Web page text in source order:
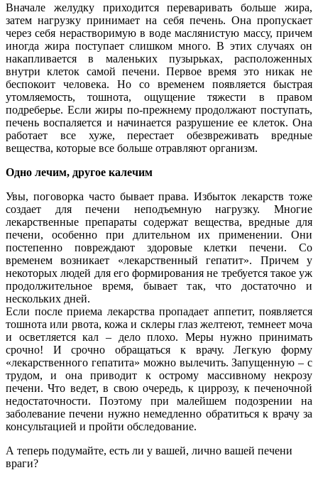
Вначале желудку приходится переваривать больше жира,
затем нагрузку принимает на себя печень. Она пропускает
через себя нерастворимую в воде маслянистую массу, причем
иногда жира поступает слишком много. В этих случаях он
накапливается в маленьких пузырьках, расположенных
внутри клеток самой печени. Первое время это никак не
беспокоит человека. Но со временем появляется быстрая
утомляемость, тошнота, ощущение тяжести в правом
подреберье. Если жиры по-прежнему продолжают поступать,
печень воспаляется и начинается разрушение ее клеток. Она
работает все хуже, перестает обезвреживать вредные
вещества, которые все больше отравляют организм.
Одно лечим, другое калечим
Увы, поговорка часто бывает права. Избыток лекарств тоже
создает для печени неподъемную нагрузку. Многие
лекарственные препараты содержат вещества, вредные для
печени, особенно при длительном их применении. Они
постепенно повреждают здоровые клетки печени. Со
временем возникает «лекарственный гепатит». Причем у
некоторых людей для его формирования не требуется такое уж
продолжительное время, бывает так, что достаточно и
нескольких дней.
Если после приема лекарства пропадает аппетит, появляется
тошнота или рвота, кожа и склеры глаз желтеют, темнеет моча
и осветляется кал – дело плохо. Меры нужно принимать
срочно! И срочно обращаться к врачу. Легкую форму
«лекарственного гепатита» можно вылечить. Запущенную – с
трудом, и она приводит к острому массивному некрозу
печени. Что ведет, в свою очередь, к циррозу, к печеночной
недостаточности. Поэтому при малейшем подозрении на
заболевание печени нужно немедленно обратиться к врачу за
консультацией и пройти обследование.
А теперь подумайте, есть ли у вашей, лично вашей печени
враги?